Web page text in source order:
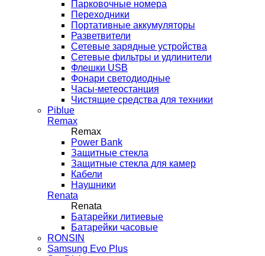
Парковочные номера
Переходники
Портативные аккумуляторы
Разветвители
Сетевые зарядные устройства
Сетевые фильтры и удлинители
Флешки USB
Фонари светодиодные
Часы-метеостанция
Чистящие средства для техники
Piblue
Remax
Remax
Power Bank
Защитные стекла
Защитные стекла для камер
Кабели
Наушники
Renata
Renata
Батарейки литиевые
Батарейки часовые
RONSIN
Samsung Evo Plus